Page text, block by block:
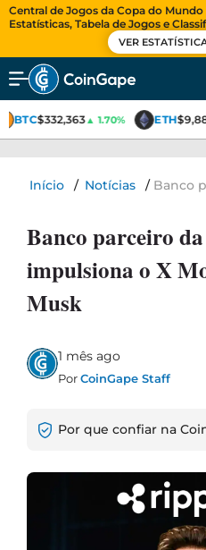
Central de Jogos da Copa do
Estatísticas, Tabela de Jogos e
VER
BTC$332,363▲ 1.70% ETH
Início / Notícias / Banco
Banco parceiro
impulsiona o X
Musk
1 mês ago
PorCoinGape Staff
Por que confiar na